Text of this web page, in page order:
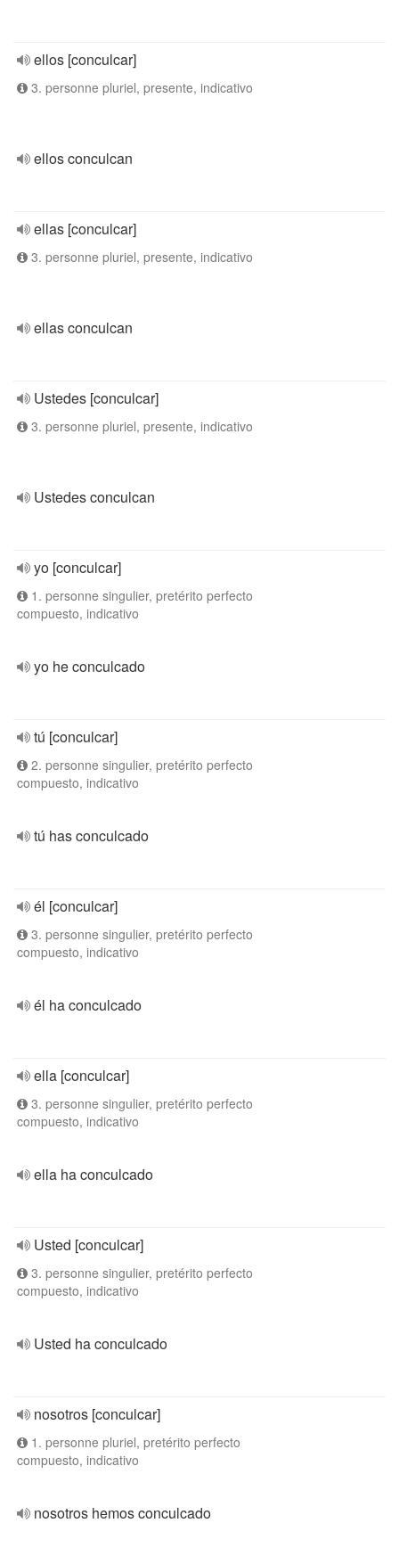
ellos [conculcar]
3. personne pluriel, presente, indicativo
ellos conculcan
ellas [conculcar]
3. personne pluriel, presente, indicativo
ellas conculcan
Ustedes [conculcar]
3. personne pluriel, presente, indicativo
Ustedes conculcan
yo [conculcar]
1. personne singulier, pretérito perfecto
compuesto, indicativo
yo he conculcado
tú [conculcar]
2. personne singulier, pretérito perfecto
compuesto, indicativo
tú has conculcado
él [conculcar]
3. personne singulier, pretérito perfecto
compuesto, indicativo
él ha conculcado
ella [conculcar]
3. personne singulier, pretérito perfecto
compuesto, indicativo
ella ha conculcado
Usted [conculcar]
3. personne singulier, pretérito perfecto
compuesto, indicativo
Usted ha conculcado
nosotros [conculcar]
1. personne pluriel, pretérito perfecto
compuesto, indicativo
nosotros hemos conculcado